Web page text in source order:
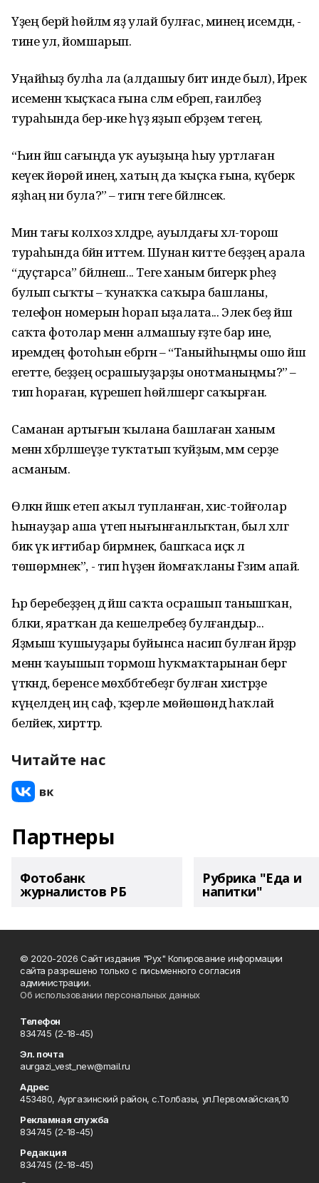
Үҙең берәй һөйләм яҙ улай булғас, минең исемдән, -
тине ул, йомшарып.
Уңайһыҙ булһа ла (алдашыу бит инде был), Ирек
исеменән ҡыҫҡаса ғына сәләм ебәреп, ғаиләбеҙ
тураһында бер-ике һүҙ яҙып ебәрҙем тегеңә.
“Һин йәш сағыңда уҡ ауыҙыңа һыу уртлаған
кеүек йөрөй инең, хатың да ҡыҫҡа ғына, күберәк
яҙһаң ни була?” – тигән теге бәйләнсек.
Мин тағы колхоз хәлдәре, ауылдағы хәл-торош
тураһында бәйән иттем. Шунан китте беҙҙең арала
“дуҫтарса” бәйләнеш... Теге ханым бигерәк әрһеҙ
булып сыҡты – ҡунаҡҡа саҡыра башланы,
телефон номерын һорап ыҙалата... Элек беҙ йәш
саҡта фотолар менән алмашыу ғәҙәте бар ине,
иремдең фотоһын ебәргән – “Таныйһыңмы ошо йәш
егетте, беҙҙең осрашыуҙарҙы онотманыңмы?” –
тип һораған, күрешеп һөйләшергә саҡырған.
Саманан артығын ҡылана башлаған ханым
менән хәбәрләшеүҙе туҡтатып ҡуйҙым, әммә серҙе
асманым.
Өлкән йәшкә етеп аҡыл тупланған, хис-тойғолар
һынауҙар аша үтеп нығынғанлыҡтан, был хәлгә
бик үк иғтибар бирмәнек, башҡаса иҫкә лә
төшөрмәнек”, - тип һүҙен йомғаҡланы Ғәзимә апай.
Һәр беребеҙҙең дә йәш саҡта осрашып танышҡан,
бәлки, яратҡан да кешеләребеҙ булғандыр...
Яҙмыш ҡушыуҙары буйынса насип булған йәрҙәр
менән ҡауышып тормош һуҡмаҡтарынан бергә
үткәндә, беренсе мөхәббәтебеҙгә булған хистәрҙе
күңелдең иң саф, ҡәҙерле мөйөшөндә һаҡлай
беләйек, әхирәттәр.
Читайте нас
Партнеры
Фотобанк
журналистов РБ
Рубрика "Еда и
напитки"
© 2020-2026 Сайт издания "Рух" Копирование информации
сайта разрешено только с письменного согласия
администрации.
Об использовании персональных данных
Телефон
834745 (2-18-45)
Эл. почта
aurgazi_vest_new@mail.ru
Адрес
453480, Аургазинский район, с.Толбазы, ул.Первомайская,10
Рекламная служба
834745 (2-18-45)
Редакция
834745 (2-18-45)